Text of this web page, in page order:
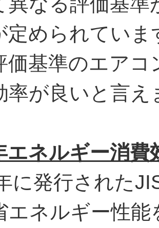
定められていま
価基準のエア
率が良いと言え
ネルギー消費
に発行された
エネルギー性